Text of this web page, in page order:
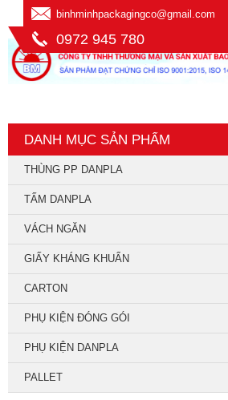
binhminhpackagingco@gmail.com
0972 945 780
DANH MỤC SẢN PHẨM
THÙNG PP DANPLA
TẤM DANPLA
VÁCH NGĂN
GIẤY KHÁNG KHUẨN
CARTON
PHỤ KIỆN ĐÓNG GÓI
PHỤ KIỆN DANPLA
PALLET